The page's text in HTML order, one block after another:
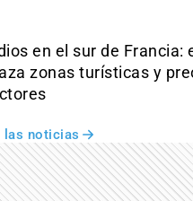
en el sur de Francia:
zonas turísticas y
las noticias